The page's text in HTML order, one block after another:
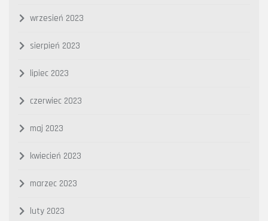
wrzesień 2023
sierpień 2023
lipiec 2023
czerwiec 2023
maj 2023
kwiecień 2023
marzec 2023
luty 2023